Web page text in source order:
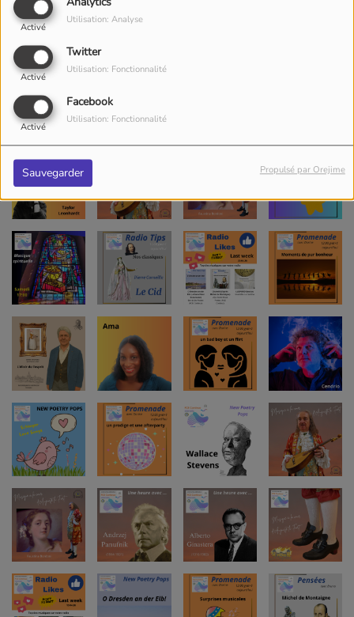
Activé
Utilisation: Analyse
Twitter
Activé
Utilisation: Fonctionnalité
Facebook
Activé
Utilisation: Fonctionnalité
Sauvegarder Propulsé par Orejime